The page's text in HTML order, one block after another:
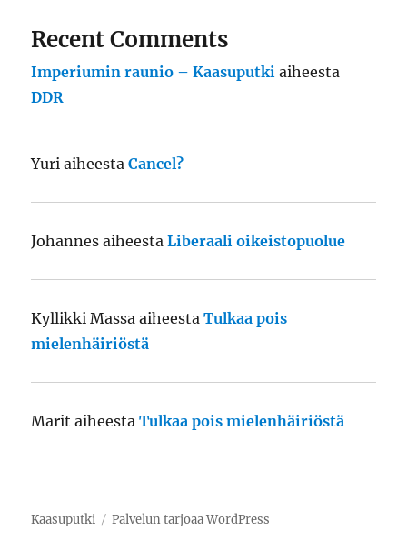
Recent Comments
Imperiumin raunio – Kaasuputki aiheesta
DDR
Yuri aiheestaCancel?
Johannes aiheestaLiberaali oikeistopuolue
Kyllikki Massa aiheestaTulkaa pois
mielenhäiriöstä
Marit aiheestaTulkaa pois mielenhäiriöstä
Kaasuputki Palvelun tarjoaa WordPress